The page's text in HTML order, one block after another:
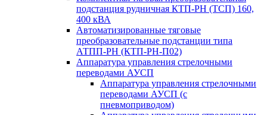
подстанция рудничная КТП-РН (ТСП) 160,
400 кВА
Автоматизированные тяговые
преобразовательные подстанции типа
АТПП-РН (КТП-РН-П02)
Аппаратура управления стрелочными
переводами АУСП
Аппаратура управления стрелочными
переводами АУСП (с
пневмоприводом)